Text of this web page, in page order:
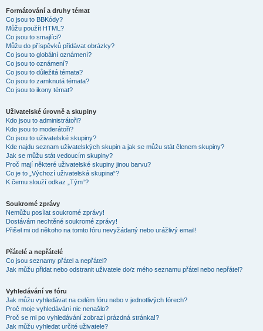
Formátování a druhy témat
Co jsou to BBKódy?
Můžu použít HTML?
Co jsou to smajlíci?
Můžu do příspěvků přidávat obrázky?
Co jsou to globální oznámení?
Co jsou to oznámení?
Co jsou to důležitá témata?
Co jsou to zamknutá témata?
Co jsou to ikony témat?
Uživatelské úrovně a skupiny
Kdo jsou to administrátoři?
Kdo jsou to moderátoři?
Co jsou to uživatelské skupiny?
Kde najdu seznam uživatelských skupin a jak se můžu stát členem skupiny?
Jak se můžu stát vedoucím skupiny?
Proč mají některé uživatelské skupiny jinou barvu?
Co je to „Výchozí uživatelská skupina“?
K čemu slouží odkaz „Tým“?
Soukromé zprávy
Nemůžu posílat soukromé zprávy!
Dostávám nechtěné soukromé zprávy!
Přišel mi od někoho na tomto fóru nevyžádaný nebo urážlivý email!
Přátelé a nepřátelé
Co jsou seznamy přátel a nepřátel?
Jak můžu přidat nebo odstranit uživatele do/z mého seznamu přátel nebo nepřátel?
Vyhledávání ve fóru
Jak můžu vyhledávat na celém fóru nebo v jednotlivých fórech?
Proč moje vyhledávání nic nenašlo?
Proč se mi po vyhledávání zobrazí prázdná stránka!?
Jak můžu vyhledat určité uživatele?